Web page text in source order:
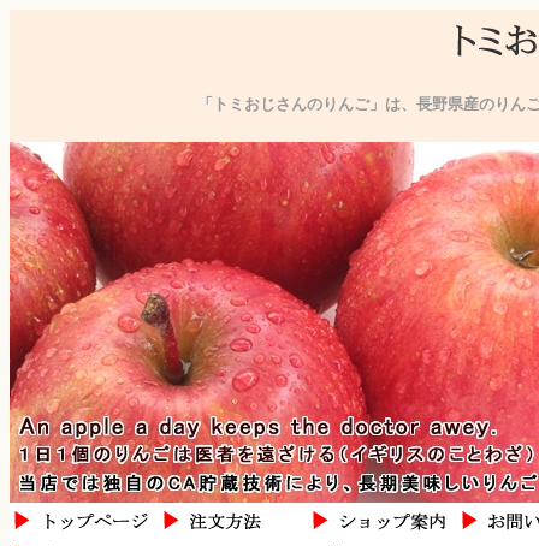
「トミおじさんのりんご」は、長野県産のり